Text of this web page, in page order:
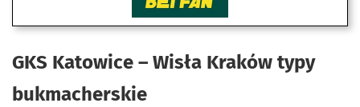
GKS Katowice – Wisła Kraków typy
bukmacherskie